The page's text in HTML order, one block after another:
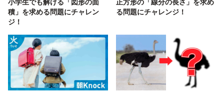
積」を求める問題にチャレン
ジ！
る問題にチャレンジ！